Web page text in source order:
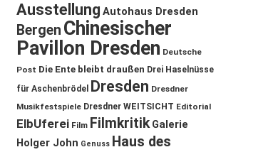
Ausstellung Autohaus Dresden
Bergen Chinesischer
Pavillon Dresden Deutsche
Post Die Ente bleibt draußen Drei Haselnüsse
für Aschenbrödel
Dresden Dresdner
Musikfestspiele Dresdner WEITSICHT Editorial
ElbUferei Film Filmkritik Galerie
Holger John Genuss Haus des